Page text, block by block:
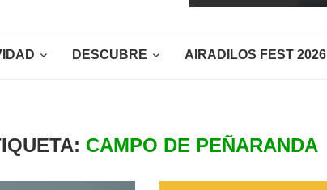
DESCUBRE AIRADILOS FEST 2026
CAMPO DE PEÑARANDA